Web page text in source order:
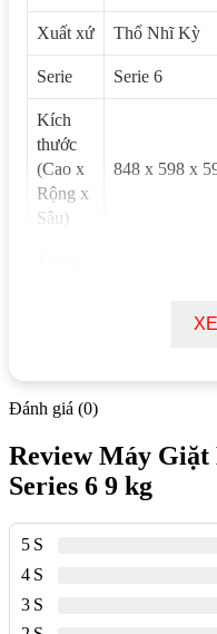
Xuất xứ Thổ Nhĩ Kỳ
Serie Serie 6
Kích
thước
(Cao x
Rộng x
Sâu)
848 x 598 x
giặt
Dung
tích
lồng
giặt
63 lít
Tốc độ
Đánh giá (0)
Review Máy Giặt
Series 6 9 kg
5
4
3